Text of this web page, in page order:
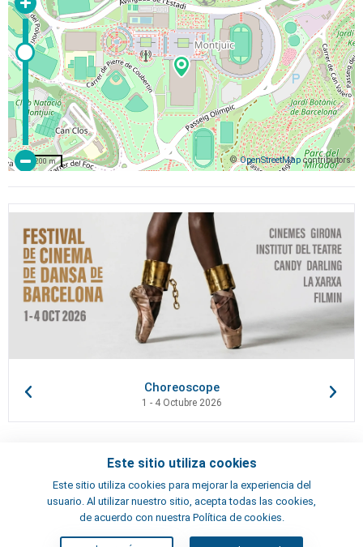
©OpenStreetMap contributors
200 m
Choreoscope
1 - 4 Octubre 2026
Este sitio utiliza cookies
Este sitio utiliza cookies para mejorar la experiencia del
usuario. Al utilizar nuestro sitio, acepta todas las cookies,
de acuerdo con nuestra Política de cookies.
Términos y condiciones